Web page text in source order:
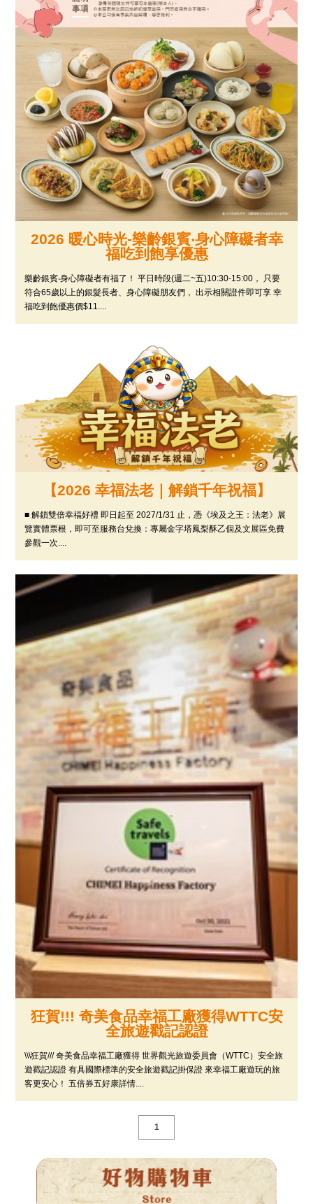
2026 暖心時光-樂齡銀賓‧身心障礙者幸
福吃到飽享優惠
樂齡銀賓‧身心障礙者有福了！ 平日時段(週二~五)10:30-15:00， 只要
符合65歲以上的銀髮長者、身心障礙朋友們， 出示相關證件即可享 幸
福吃到飽優惠價$11....
【2026 幸福法老｜解鎖千年祝福】
■ 解鎖雙倍幸福好禮 即日起至 2027/1/31 止，憑《埃及之王：法老》展
覽實體票根，即可至服務台兌換：專屬金字塔鳳梨酥乙個及文展區免費
參觀一次....
狂賀!!! 奇美食品幸福工廠獲得WTTC安
全旅遊戳記認證
\\\狂賀/// 奇美食品幸福工廠獲得 世界觀光旅遊委員會（WTTC）安全旅
遊戳記認證 有具國際標準的安全旅遊戳記掛保證 來幸福工廠遊玩的旅
客更安心！ 五倍券五好康詳情....
1